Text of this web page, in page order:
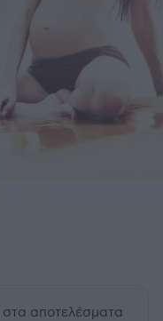
στα αποτελέσματα